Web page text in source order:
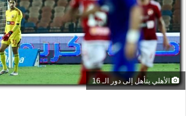
د
إ
ل
ك
ت
الأهلي يتأهل إلى دور الـ 16